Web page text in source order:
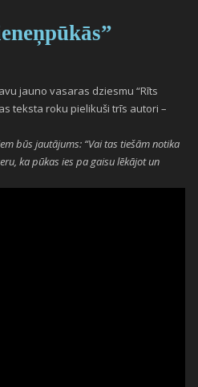
jauno vasaras dziesmu “Rīts
teksta roku pielikuši trīs autori –
būs jautājums: “Vai tas tiešām notika
ka pūkas ies pa gaisu lēkājot un